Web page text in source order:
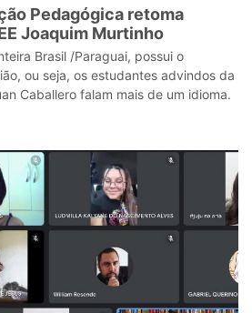
Pedagógica retoma
Joaquim Murtinho
Brasil /Paraguai, possui o
ou seja, os estudantes advindos da
Caballero falam mais de um idioma.